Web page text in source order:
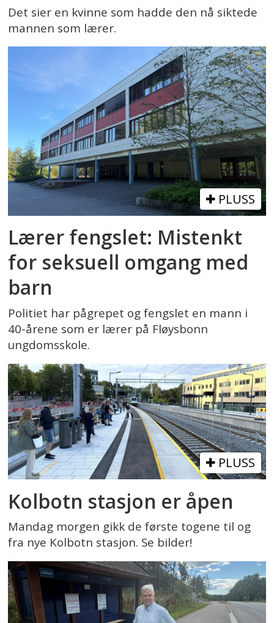
Det sier en kvinne som hadde den nå siktede
mannen som lærer.
PLUSS
Lærer fengslet: Mistenkt
for seksuell omgang med
barn
Politiet har pågrepet og fengslet en mann i
40-årene som er lærer på Fløysbonn
ungdomsskole.
PLUSS
Kolbotn stasjon er åpen
Mandag morgen gikk de første togene til og
fra nye Kolbotn stasjon. Se bilder!